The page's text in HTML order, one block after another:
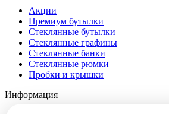
Акции
Премиум бутылки
Стеклянные бутылки
Стеклянные графины
Стеклянные банки
Стеклянные рюмки
Пробки и крышки
Информация